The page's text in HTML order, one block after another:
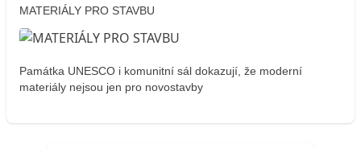
MATERIÁLY PRO STAVBU
Památka UNESCO i komunitní sál dokazují, že moderní
materiály nejsou jen pro novostavby